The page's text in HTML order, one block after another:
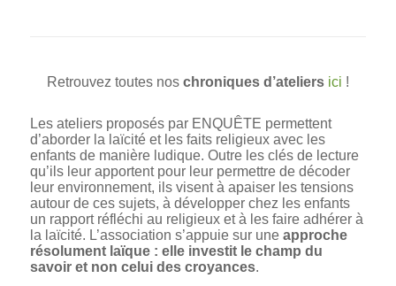
Retrouvez toutes nos chroniques d’ateliers ici !
Les ateliers proposés par ENQUÊTE permettent
d’aborder la laïcité et les faits religieux avec les
enfants de manière ludique. Outre les clés de lecture
qu’ils leur apportent pour leur permettre de décoder
leur environnement, ils visent à apaiser les tensions
autour de ces sujets, à développer chez les enfants
un rapport réfléchi au religieux et à les faire adhérer à
la laïcité. L’association s’appuie sur une approche
résolument laïque : elle investit le champ du
savoir et non celui des croyances.